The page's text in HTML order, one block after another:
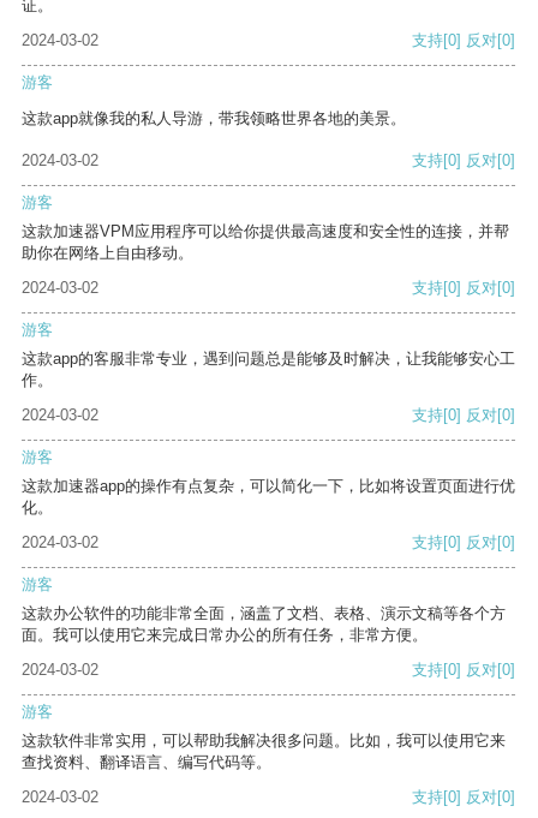
证。
2024-03-02
支持[0] 反对[0]
游客
这款app就像我的私人导游，带我领略世界各地的美景。
2024-03-02 支持[0] 反对[0]
游客
这款加速器VPM应用程序可以给你提供最高速度和安全性的连接，并帮
助你在网络上自由移动。
2024-03-02
支持[0] 反对[0]
游客
这款app的客服非常专业，遇到问题总是能够及时解决，让我能够安心工
作。
2024-03-02
支持[0] 反对[0]
游客
这款加速器app的操作有点复杂，可以简化一下，比如将设置页面进行优
化。
2024-03-02
支持[0] 反对[0]
游客
这款办公软件的功能非常全面，涵盖了文档、表格、演示文稿等各个方
面。我可以使用它来完成日常办公的所有任务，非常方便。
2024-03-02
支持[0] 反对[0]
游客
这款软件非常实用，可以帮助我解决很多问题。比如，我可以使用它来
查找资料、翻译语言、编写代码等。
2024-03-02
支持[0] 反对[0]